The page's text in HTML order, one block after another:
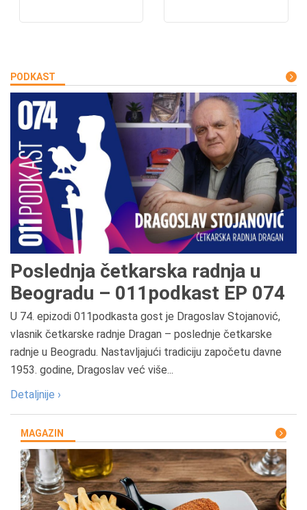
PODKAST
Poslednja četkarska radnja u
Beogradu – 011podkast EP 074
U 74. epizodi 011podkasta gost je Dragoslav Stojanović,
vlasnik četkarske radnje Dragan – poslednje četkarske
radnje u Beogradu. Nastavljajući tradiciju započetu davne
1953. godine, Dragoslav već više...
Detaljnije ›
MAGAZIN